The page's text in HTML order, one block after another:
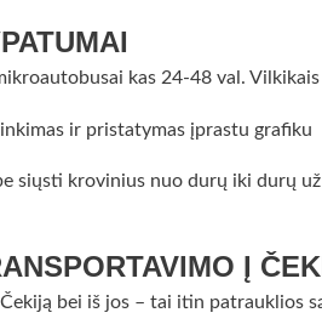
kas 24-48 val.
ir pristatymas įprastu grafiku
siųsti krovinius nuo durų iki durų
Į
bei iš jos – tai itin patrauklios